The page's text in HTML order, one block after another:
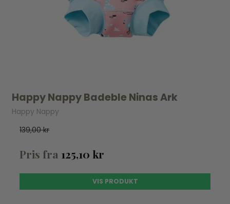
Happy Nappy Badeble Ninas Ark
Happy Nappy
139,00 kr
Pris fra 125,10 kr
VIS PRODUKT